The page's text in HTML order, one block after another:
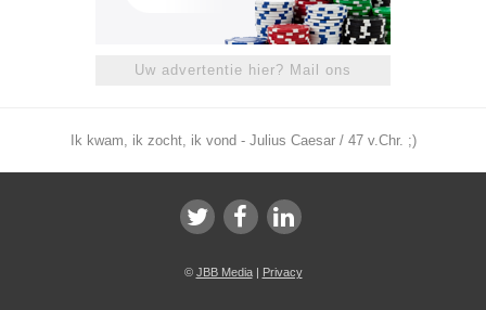
Uw advertentie hier? Mail ons
Ik kwam, ik zocht, ik vond - Julius Caesar / 47 v.Chr. ;)
© JBB Media| Privacy